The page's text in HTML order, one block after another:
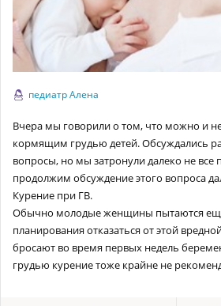
педиатр Алена
Вчера мы говорили о том, что можно и
кормящим грудью детей. Обсуждались
вопросы, но мы затронули далеко не
продолжим обсуждение этого вопроса
Курение при ГВ.
Обычно молодые женщины пытаются
планирования отказаться от этой
бросают во время первых недель
грудью курение тоже крайне не